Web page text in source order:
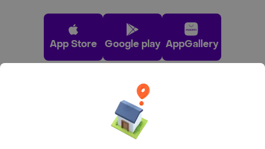
App Store Google play AppGallery
Pide tu comida favorita cerca de ti